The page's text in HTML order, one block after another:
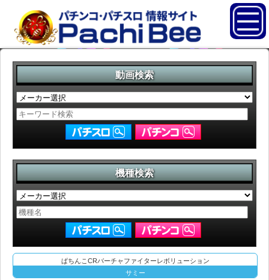
動画検索
機種検索
ぱちんこCRバーチャファイターレボリューション
サミー